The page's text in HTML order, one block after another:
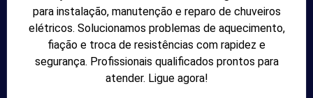
para instalação, manutenção e reparo de chuveiros
elétricos. Solucionamos problemas de aquecimento,
fiação e troca de resistências com rapidez e
segurança. Profissionais qualificados prontos para
atender. Ligue agora!